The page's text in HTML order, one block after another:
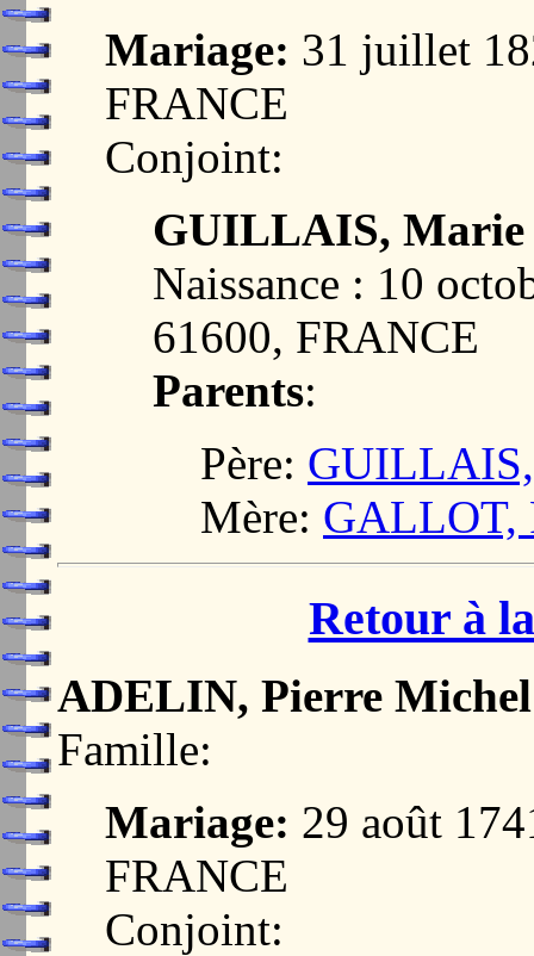
Mariage: 31 juillet
FRANCE
Conjoint:
GUILLAIS, Marie
Naissance : 10
61600, FRANCE
Parents:
Père: GUILLAIS,
Mère: GALLOT,
Retour à
ADELIN, Pierre Michel
Famille:
Mariage: 29 août
FRANCE
Conjoint: